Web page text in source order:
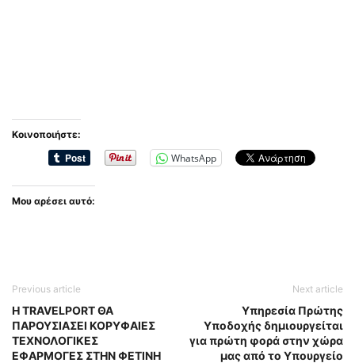
Κοινοποιήστε:
WhatsApp
Μου αρέσει αυτό:
Previous article
Η TRAVELPORT ΘΑ
ΠΑΡΟΥΣΙΑΣΕΙ ΚΟΡΥΦΑΙΕΣ
ΤΕΧΝΟΛΟΓΙΚΕΣ
ΕΦΑΡΜΟΓΕΣ ΣΤΗΝ ΦΕΤΙΝΗ
Next article
Υπηρεσία Πρώτης
Υποδοχής δημιουργείται
για πρώτη φορά στην χώρα
μας από το Υπουργείο